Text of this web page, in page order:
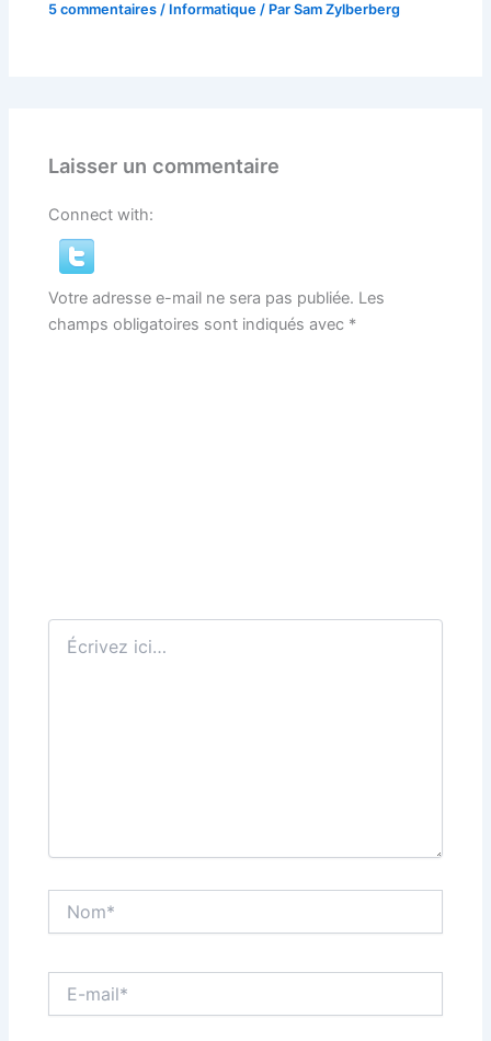
5 commentaires / Informatique / ParSam Zylberberg
Laisser un commentaire
Connect with:
Votre adresse e-mail ne sera pas publiée. Les
champs obligatoires sont indiqués avec *
Écrivez
ici…
mail*